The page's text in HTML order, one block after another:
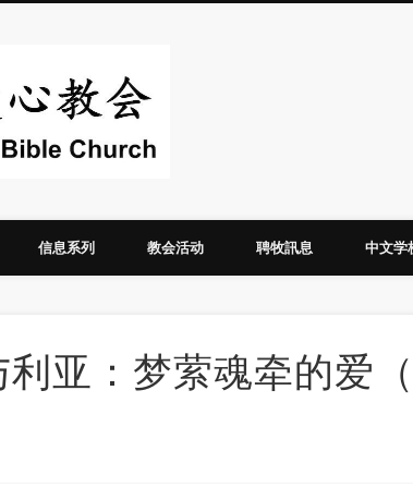
信息系列 教会活动 聘牧訊息 中文学
利亚：梦萦魂牵的爱